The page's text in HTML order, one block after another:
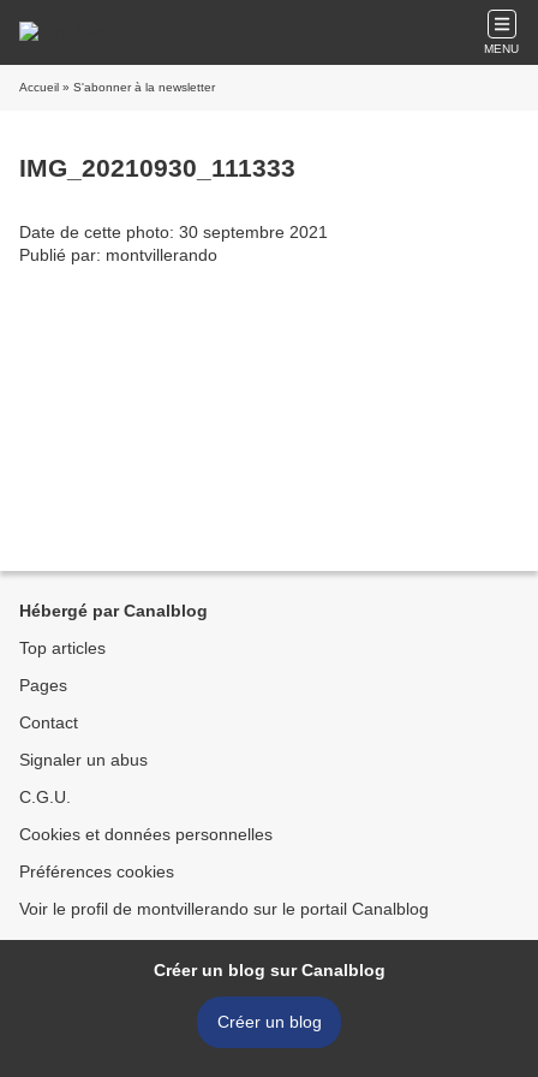
MENU
Accueil » S'abonner à la newsletter
IMG_20210930_111333
Date de cette photo: 30 septembre 2021
Publié par: montvillerando
Hébergé par Canalblog
Top articles
Pages
Contact
Signaler un abus
C.G.U.
Cookies et données personnelles
Préférences cookies
Voir le profil de montvillerando sur le portail Canalblog
Créer un blog sur Canalblog
Créer un blog